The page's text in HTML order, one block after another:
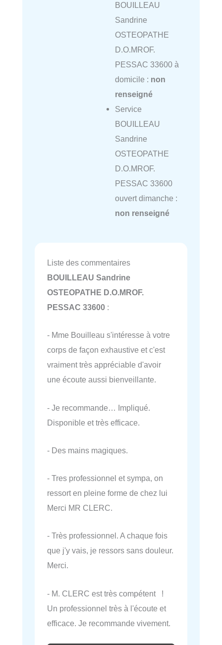
BOUILLEAU
Sandrine
OSTEOPATHE
D.O.MROF.
PESSAC 33600 à
domicile : non
renseigné
Service
BOUILLEAU
Sandrine
OSTEOPATHE
D.O.MROF.
PESSAC 33600
ouvert dimanche :
non renseigné
Liste des commentaires
BOUILLEAU Sandrine
OSTEOPATHE D.O.MROF.
PESSAC 33600 :
- Mme Bouilleau s'intéresse à votre
corps de façon exhaustive et c'est
vraiment très appréciable d'avoir
une écoute aussi bienveillante.
- Je recommande… Impliqué.
Disponible et très efficace.
- Des mains magiques.
- Tres professionnel et sympa, on
ressort en pleine forme de chez lui
Merci MR CLERC.
- Très professionnel. A chaque fois
que j'y vais, je ressors sans douleur.
Merci.
- M. CLERC est très compétent !
Un professionnel très à l'écoute et
efficace. Je recommande vivement.